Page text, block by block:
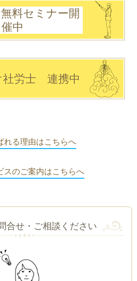
料セミナー開
催中
社労士 連携中
れる理由はこちらへ
スのご案内はこちらへ
合せ・ご相談ください